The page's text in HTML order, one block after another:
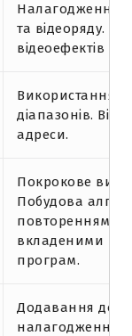
Налагодження
та відеоряду.
відеоефектів
Використання
діапазонів.
адреси.
Покрокове
Побудова
повтореннями.
вкладеними
програм.
Додавання до
налагодження